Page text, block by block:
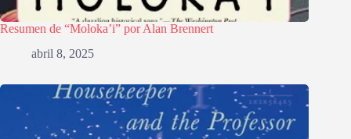
Resumen de “Moloka’i” por Alan Brennert
abril 8, 2025